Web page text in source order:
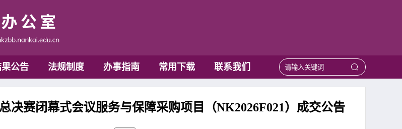
公告 法规制度 办事指南 常用下载 联系我们
决赛闭幕式会议服务与保障采购项目（NK2026F021）成交公告